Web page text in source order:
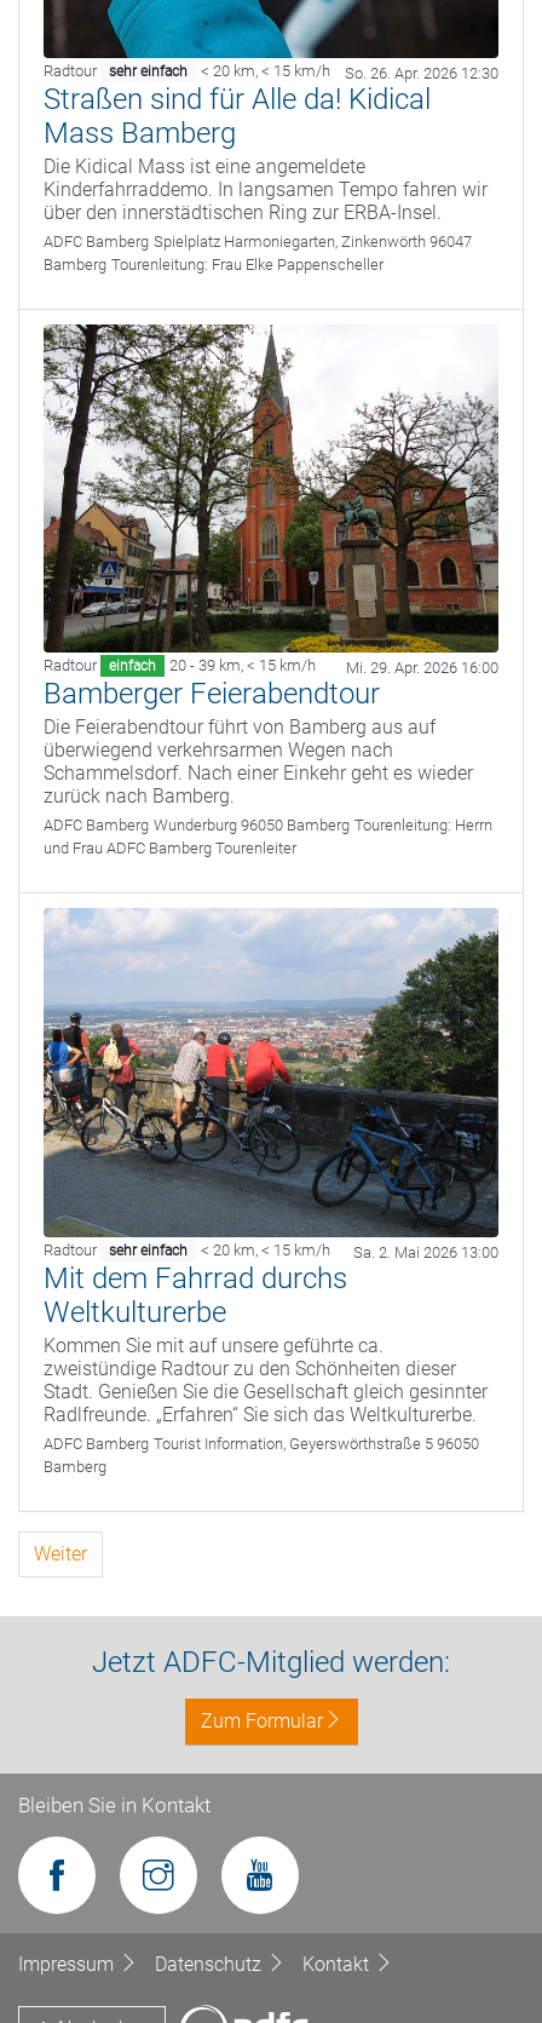
Radtour sehr einfach < 20 km, < 15 km/h So. 26. Apr. 2026 12:30
Straßen sind für Alle da! Kidical
Mass Bamberg
Die Kidical Mass ist eine angemeldete
Kinderfahrraddemo. In langsamen Tempo fahren wir
über den innerstädtischen Ring zur ERBA-Insel.
ADFC Bamberg Spielplatz Harmoniegarten, Zinkenwörth 96047
Bamberg Tourenleitung: Frau Elke Pappenscheller
Radtour einfach 20 - 39 km, < 15 km/h Mi. 29. Apr. 2026 16:00
Bamberger Feierabendtour
Die Feierabendtour führt von Bamberg aus auf
überwiegend verkehrsarmen Wegen nach
Schammelsdorf. Nach einer Einkehr geht es wieder
zurück nach Bamberg.
ADFC Bamberg Wunderburg 96050 Bamberg Tourenleitung: Herrn
und Frau ADFC Bamberg Tourenleiter
Radtour sehr einfach < 20 km, < 15 km/h Sa. 2. Mai 2026 13:00
Mit dem Fahrrad durchs
Weltkulturerbe
Kommen Sie mit auf unsere geführte ca.
zweistündige Radtour zu den Schönheiten dieser
Stadt. Genießen Sie die Gesellschaft gleich gesinnter
Radlfreunde. „Erfahren“ Sie sich das Weltkulturerbe.
ADFC Bamberg Tourist Information, Geyerswörthstraße 5 96050
Bamberg
Weiter
Jetzt ADFC-Mitglied werden:
Zum Formular
Bleiben Sie in Kontakt
Impressum Datenschutz Kontakt